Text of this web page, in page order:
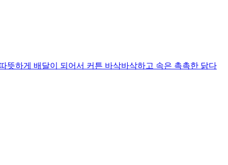
뜻하게 배달이 되어서 커튼 바삭바삭하고 속은 촉촉한 닭다